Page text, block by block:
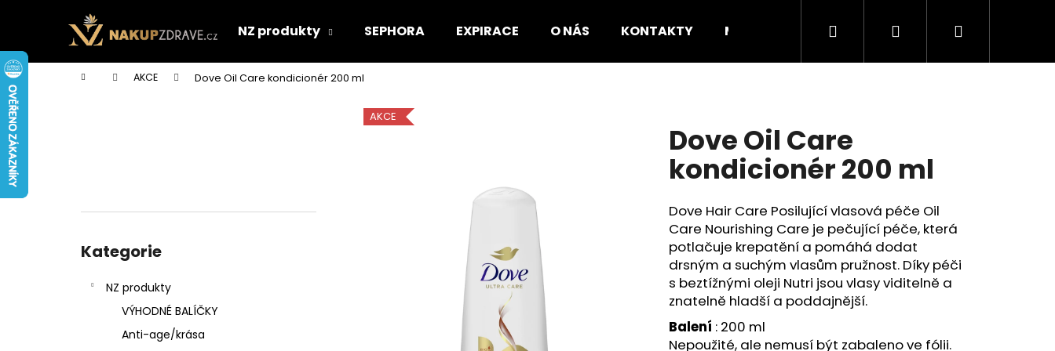
NZ produkty SEPHORA EXPIRACE O NÁS KONTAKTY Moje objednávka RADY A INSPIRACE
Hledat PřihlášeníNákupní
Domů AKCE Dove Oil Care kondicionér 200 ml
kategorie
Kategorie
NZ produkty
VÝHODNÉ BALÍČKY
Anti-age/krása
Dove Oil Care
kondicionér 200 ml
Dove Hair Care Posilující vlasová péče Oil
Care Nourishing Care je pečující péče, která
potlačuje krepatění a pomáhá dodat
drsným a suchým vlasům pružnost. Díky péči
s beztížnými oleji Nutri jsou vlasy viditelně a
znatelně hladší a poddajnější.
Balení : 200 ml
Nepoužité, ale nemusí být zabaleno ve fólii.
AKCE
š
í
k
Zpět
do
Zpět
do
Co potřebujete najít?
Doporučujeme